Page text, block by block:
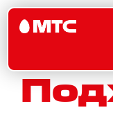
Перейти